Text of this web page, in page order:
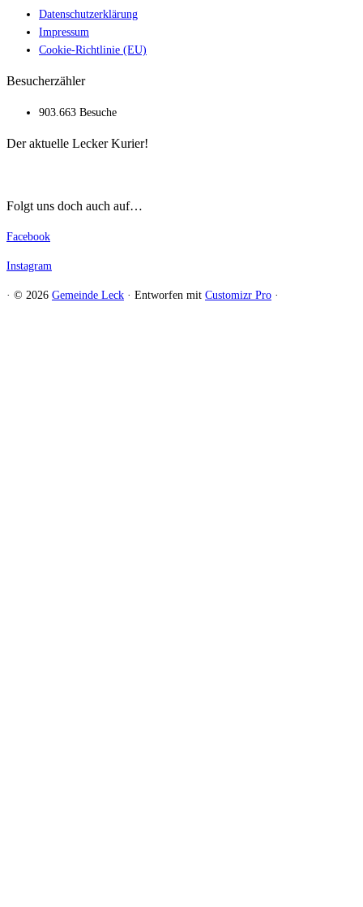
Datenschutzerklärung
Impressum
Cookie-Richtlinie (EU)
Besucherzähler
903.663 Besuche
Der aktuelle Lecker Kurier!
Folgt uns doch auch auf…
Facebook
Instagram
· © 2026 Gemeinde Leck · Entworfen mit Customizr Pro ·